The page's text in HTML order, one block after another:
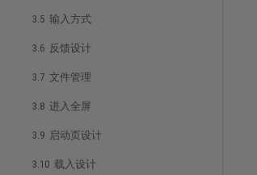
3.5 输入方式
3.6 反馈设计
3.7 文件管理
3.8 进入全屏
3.9 启动页设计
3.10 载入设计